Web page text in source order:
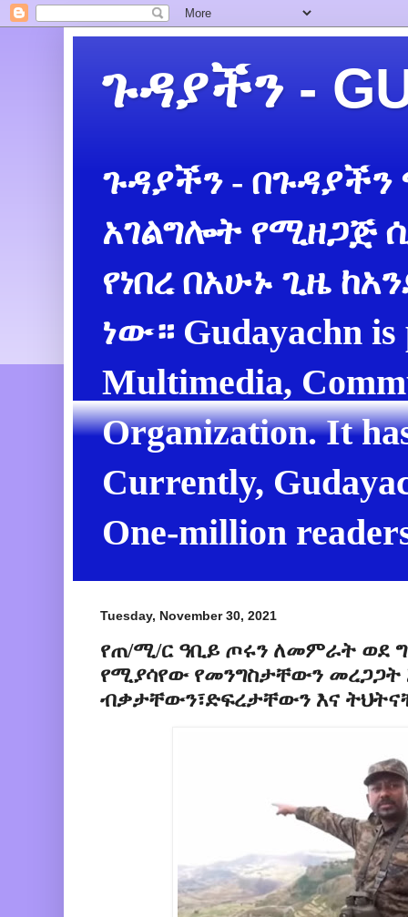
ጉዳያችን -
ጉዳያችን -
አገልግሎት የሚዘጋጅ
የነበረ በአሁኑ ጊዜ
ነው። Gudayachn is
Multimedia,
Organization. It
Currently,
One-million
Tuesday, November 30, 2021
የጠ/ሚ/ር ዓቢይ ጦሩን ለመምራት ወደ
የሚያሳየው የመንግስታቸውን መረጋጋት
ብቃታቸውን፣ድፍረታቸውን እና